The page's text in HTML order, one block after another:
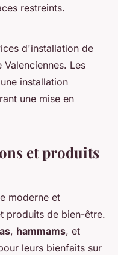
restreints.
d'installation de
Les
installation
une mise en
et produits
moderne et
produits de bien-être.
, hammams, et
leurs bienfaits sur